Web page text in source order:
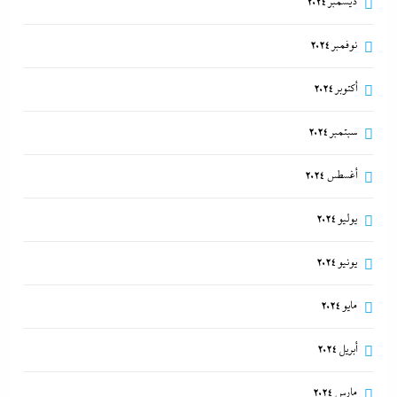
أبو يحى نصار يسطر من غزة: كل ما تريدون معرفته عن
نوفمبر 2024
أكتوبر 2024
سبتمبر 2024
أغسطس 2024
يوليو 2024
يونيو 2024
مايو 2024
أبريل 2024
مارس 2024